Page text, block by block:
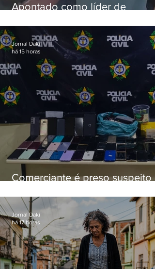
Apontado como líder de
aposentados é preso
Comerciante é preso suspeito
loja
Jornal Daki
há 15 horas
Jornal Daki
há 17 horas